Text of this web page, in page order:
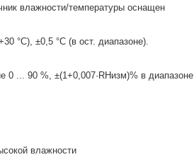
влажности/температуры оснащен
°C), ±0,5 °C (в ост. диапазоне).
0 ... 90 %, ±(1+0,007·RHизм)% в диапазоне
влажности